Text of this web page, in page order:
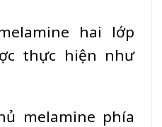
hai lớp
thực hiện như
melamine phía